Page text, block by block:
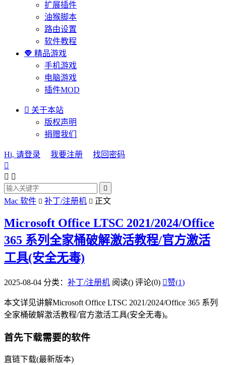
扩展插件
油猴脚本
路由设置
软件教程
 精品游戏
手机游戏
电脑游戏
插件MOD
 关于本站
版权声明
捐赠我们
Hi, 请登录 我要注册
找回密码

 

Mac 软件  补丁/注册机  正文
Microsoft Office LTSC 2021/2024/Office
365 系列全家桶破解激活教程/官方激活
工具(安全无毒)
2025-08-04 分类： 补丁/注册机 阅读() 评论(0) 赞(1)
本文详见讲解Microsoft Office LTSC 2021/2024/Office 365 系列
全家桶破解激活教程/官方激活工具(安全无毒)。
首先下载需要的软件
直链下载(最新版本)